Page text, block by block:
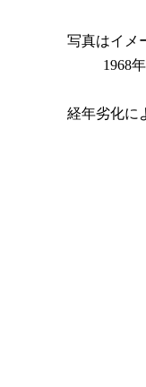
写真はイメ
1968
経年劣化に